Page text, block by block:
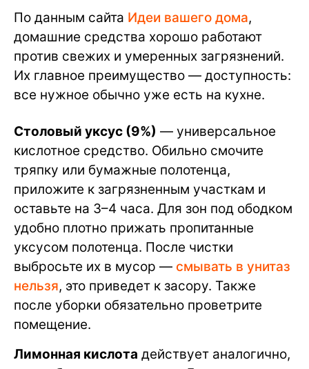
По данным сайта Идеи вашего дома,
домашние средства хорошо работают
против свежих и умеренных загрязнений.
Их главное преимущество — доступность:
все нужное обычно уже есть на кухне.
Столовый уксус (9%) — универсальное
кислотное средство. Обильно смочите
тряпку или бумажные полотенца,
приложите к загрязненным участкам и
оставьте на 3–4 часа. Для зон под ободком
удобно плотно прижать пропитанные
уксусом полотенца. После чистки
выбросьте их в мусор — смывать в унитаз
нельзя, это приведет к засору. Также
после уборки обязательно проветрите
помещение.
Лимонная кислота действует аналогично,